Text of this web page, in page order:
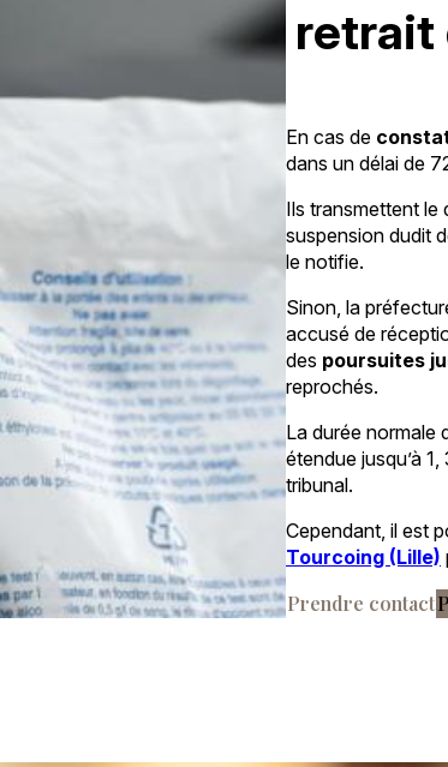
retrait
En cas de
dans un délai de
Ils transmettent le
suspension dudit
le notifie.
Sinon, la
accusé de
des poursuites
reprochés.
La durée normale
étendue jusqu’à
tribunal.
Cependant, il est
Tourcoing (Lille)
Prendre contact